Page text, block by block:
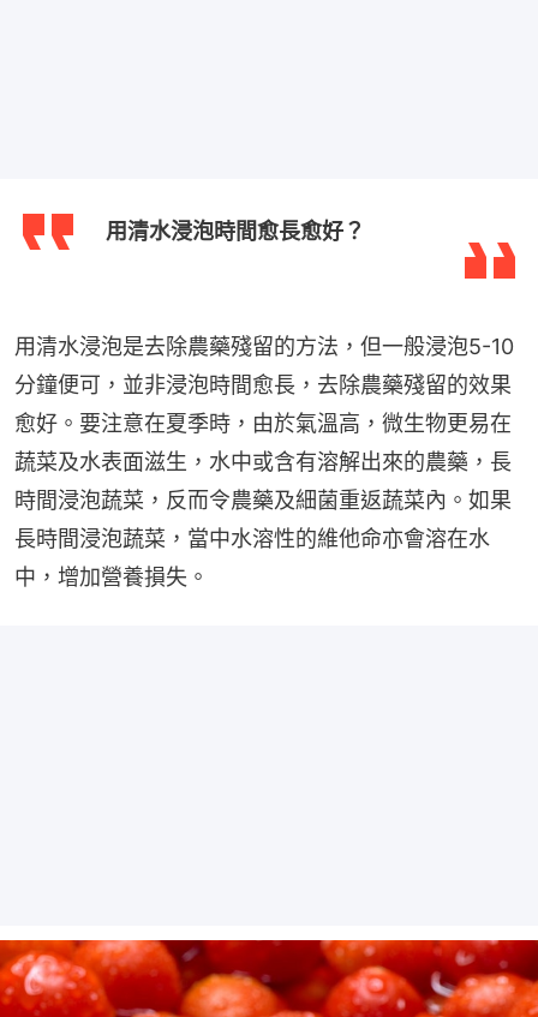
用清水浸泡時間愈長愈好？
用清水浸泡是去除農藥殘留的方法，但一般浸泡5-10
分鐘便可，並非浸泡時間愈長，去除農藥殘留的效果
愈好。要注意在夏季時，由於氣溫高，微生物更易在
蔬菜及水表面滋生，水中或含有溶解出來的農藥，長
時間浸泡蔬菜，反而令農藥及細菌重返蔬菜內。如果
長時間浸泡蔬菜，當中水溶性的維他命亦會溶在水
中，增加營養損失。